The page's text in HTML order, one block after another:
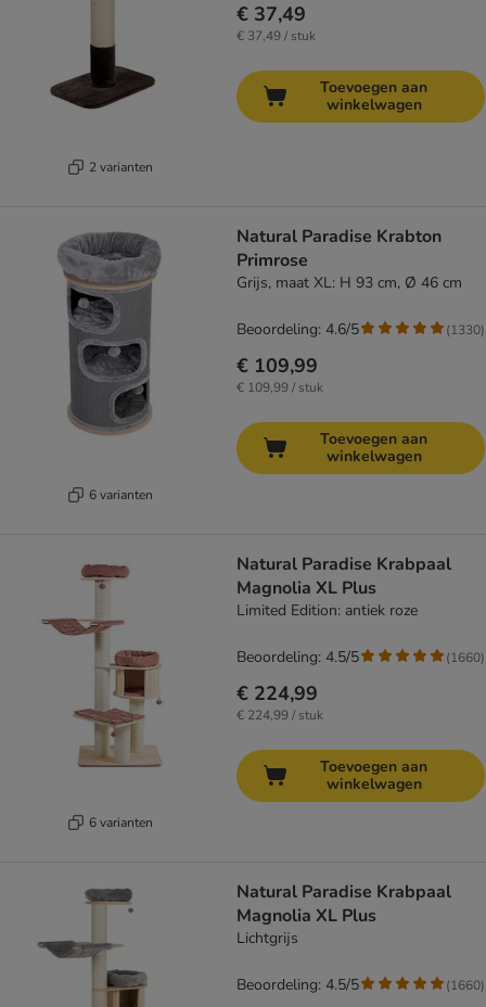
2 varianten
€ 37,49
€ 37,49 / stuk
Toevoegen aan
winkelwagen
6 varianten
Natural Paradise Krabton
Primrose
Grijs, maat XL: H 93 cm, Ø 46 cm
€ 109,99
€ 109,99 / stuk
Beoordeling: 4.6/5 (1330)
Toevoegen aan
winkelwagen
6 varianten
Natural Paradise Krabpaal
Magnolia XL Plus
Limited Edition: antiek roze
€ 224,99
€ 224,99 / stuk
Beoordeling: 4.5/5 (1660)
Toevoegen aan
winkelwagen
Natural Paradise Krabpaal
Magnolia XL Plus
Lichtgrijs
Beoordeling: 4.5/5 (1660)